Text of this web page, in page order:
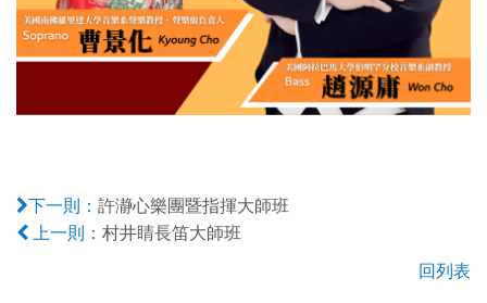
下一則： 許瀞心樂團暨指揮大師班
上一則： 村井睛長笛大師班
回列表